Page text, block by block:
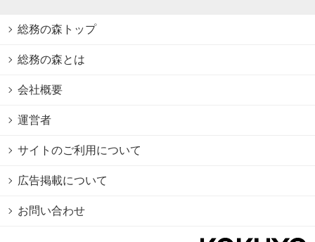
総務の森トップ
総務の森とは
会社概要
運営者
サイトのご利用について
広告掲載について
お問い合わせ